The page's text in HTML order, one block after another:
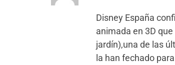
Disney España
animada en 3D
jardín),una de las
la han fechado